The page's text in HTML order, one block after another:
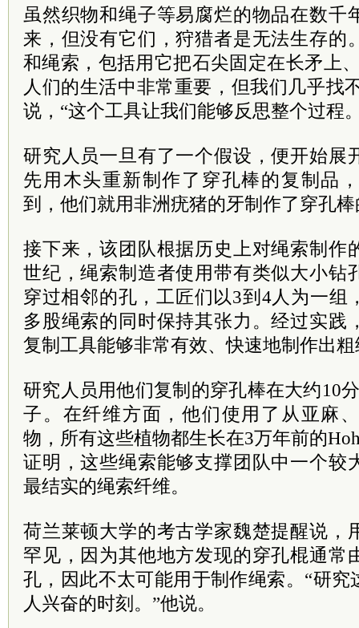
虽然织物和绳子等易腐烂的物品在数千
来，但没有它们，狩猎者是无法生存的
和绳索，包括用它把石尖固定在长矛上
人们的生活中非常重要，但我们几乎找
说，“这个工具让我们能够反思整个过程
研究人员一旦有了一个假设，便开始展
先用木头重新制作了穿孔棒的复制品
到，他们就用非洲疣猪的牙制作了穿孔
接下来，该团队根据历史上对绳索制作
世纪，绳索制造者使用带有类似大小钻
穿过相邻的孔，工匠们以3到4人为一组
多股绳索的同时保持其张力。经过实践
复制工具能够非常有效、快速地制作出
研究人员用他们复制 的穿孔棒在大约10
子。在纤维方面，他们使用了从亚麻
物，所有这些植物都生长在3万年前的
证明，这些绳索能够支撑团队中一个较
最结实的绳索纤维。
荷兰莱顿大学的考古学家魏楚提醒说，
罕见，因为其他地方发现的穿孔棍通常
孔，因此不太可能用于制作绳索。“研
人兴奋的时刻。”他说。